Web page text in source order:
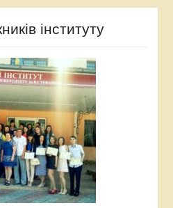
інституту